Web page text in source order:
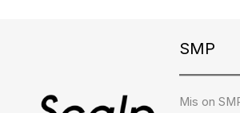
SMP
Mis on